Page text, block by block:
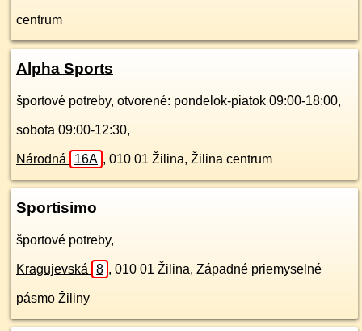
centrum
Alpha Sports
športové potreby, otvorené: pondelok-piatok 09:00-18:00,
sobota 09:00-12:30,
Národná 16A , 010 01 Žilina, Žilina centrum
Sportisimo
športové potreby,
Kragujevská 8 , 010 01 Žilina, Západné priemyselné
pásmo Žiliny